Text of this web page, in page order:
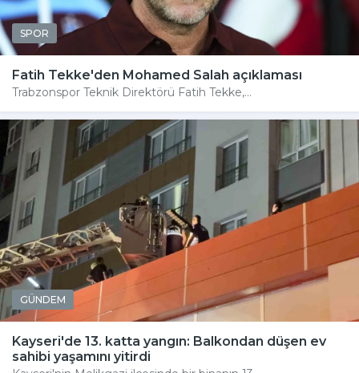
SPOR
Fatih Tekke'den Mohamed Salah açıklaması
Trabzonspor Teknik Direktörü Fatih Tekke,...
GÜNDEM
Kayseri'de 13. katta yangın: Balkondan düşen ev
sahibi yaşamını yitirdi